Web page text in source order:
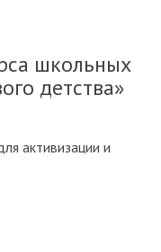
школьных
детства»
активизации и